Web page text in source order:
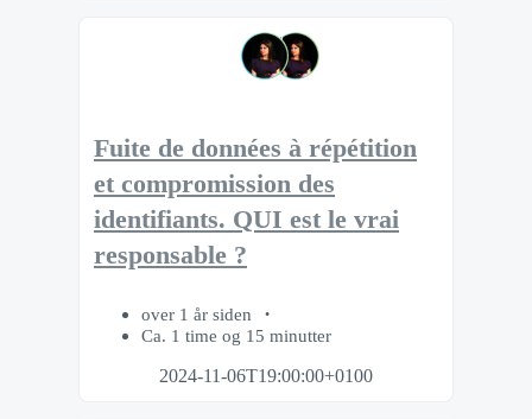
Fuite de données à répétition
et compromission des
identifiants. QUI est le vrai
responsable ?
over 1 år siden
Ca. 1 time og 15 minutter
2024-11-06T19:00:00+0100